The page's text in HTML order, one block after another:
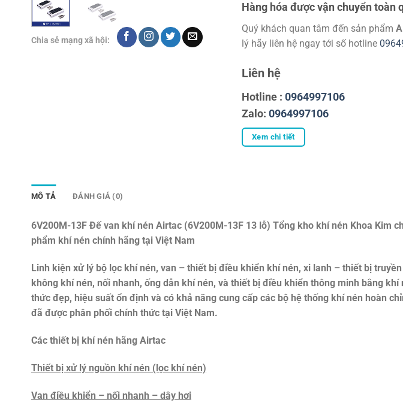
Chia sẻ mạng xã hội:
Hàng hóa được vận chuyển toàn
Quý khách quan tâm đến sản phẩm
lý hãy liên hệ ngay tới số hotline
Liên hệ
Hotline : 0964997106
Zalo: 0964997106
Xem chi tiết
MÔ TẢ ĐÁNH GIÁ (0)
6V200M-13F Đế van khí nén Airtac (6V200M-13F 13 lỗ) Tổng kho khí nén Khoa Kim
phẩm khí nén chính hãng tại Việt Nam
Linh kiện xử lý bộ lọc khí nén, van – thiết bị điều khiển khí nén, xi lanh – thiết bị
không khí nén, nối nhanh, ống dẫn khí nén, và thiết bị điều khiển thông minh bằng khí
thức đẹp, hiệu suất ổn định và có khả năng cung cấp các bộ hệ thống khí nén hoàn
đã được phân phối chính thức tại Việt Nam.
Các thiết bị khí nén hãng Airtac
Thiết bị xử lý nguồn khí nén (lọc khí nén)
Van điều khiển – nối nhanh – dây hơi